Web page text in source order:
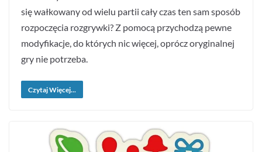
się wałkowany od wielu partii cały czas ten sam sposób
rozpoczęcia rozgrywki? Z pomocą przychodzą pewne
modyfikacje, do których nic więcej, oprócz oryginalnej
gry nie potrzeba.
Czytaj Więcej...